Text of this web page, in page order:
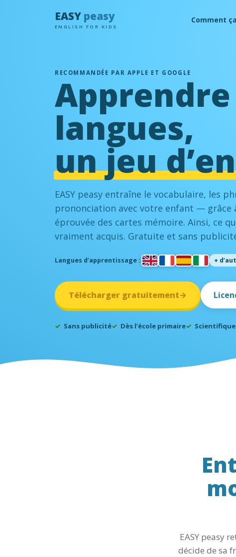
EASY peasy
ENGLISH FOR KIDS
Comment
RECOMMANDÉE PAR APPLE ET GOOGLE
langues,
un jeu
EASY peasy entraîne le vocabulaire, les
prononciation avec votre enfant — grâce
éprouvée des cartes mémoire. Ainsi, ce
vraiment acquis. Gratuite et sans
Langues d’apprentissage : +
Télécharger gratuitement→
Sans publicité Dès l’école primaire
EASY peasy
décide de sa